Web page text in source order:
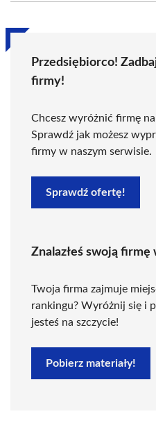
Przedsiębiorco!
firmy!
Chcesz wyróżnić firmę
Sprawdź jak możesz
firmy w naszym serwisie.
Sprawdź ofertę!
Znalazłeś swoją firmę
Twoja firma zajmuje
rankingu? Wyróżnij się i
jesteś na szczycie!
Pobierz materiały!